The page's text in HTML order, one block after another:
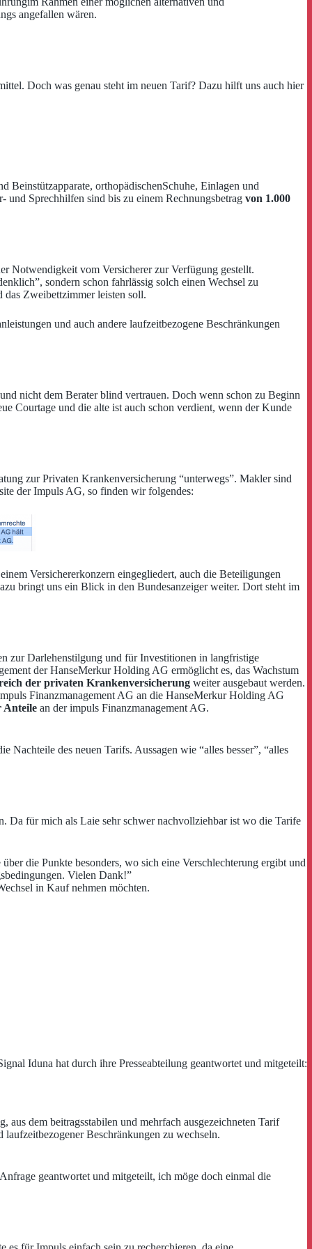
angefallen wären.
Doch was genau steht im neuen Tarif? Dazu hilft uns auch hier
Beinstützapparate, orthopädischenSchuhe, Einlagen und
und Sprechhilfen sind bis zu einem Rechnungsbetrag von 1.000
Notwendigkeit vom Versicherer zur Verfügung gestellt.
sondern schon fahrlässig solch einen Wechsel zu
Zweibettzimmer leisten soll.
und auch andere laufzeitbezogene Beschränkungen
nicht dem Berater blind vertrauen. Doch wenn schon zu Beginn
Courtage und die alte ist auch schon verdient, wenn der Kunde
zur Privaten Krankenversicherung “unterwegs”. Makler sind
der Impuls AG, so finden wir folgendes:
Versichererkonzern eingegliedert, auch die Beteiligungen
bringt uns ein Blick in den Bundesanzeiger weiter. Dort steht im
zur Darlehenstilgung und für Investitionen in langfristige
der HanseMerkur Holding AG ermöglicht es, das Wachstum
der privaten Krankenversicherung weiter ausgebaut werden.
Finanzmanagement AG an die HanseMerkur Holding AG
Anteile an der impuls Finanzmanagement AG.
des neuen Tarifs. Aussagen wie “alles besser”, “alles
Da für mich als Laie sehr schwer nachvollziehbar ist wo die Tarife
die Punkte besonders, wo sich eine Verschlechterung ergibt und
Vielen Dank!”
in Kauf nehmen möchten.
Iduna hat durch ihre Presseabteilung geantwortet und mitgeteilt:
dem beitragsstabilen und mehrfach ausgezeichneten Tarif
Beschränkungen zu wechseln.
geantwortet und mitgeteilt, ich möge doch einmal die